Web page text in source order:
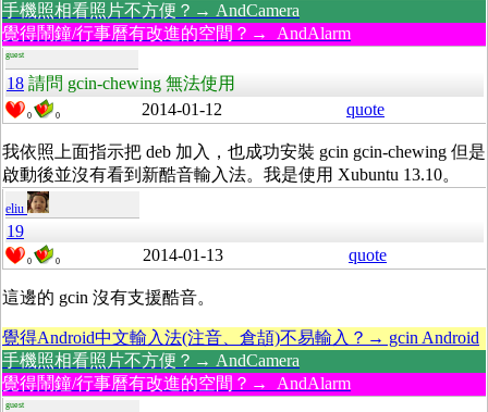
手機照相看照片不方便？→ AndCamera
覺得鬧鐘/行事曆有改進的空間？→ AndAlarm
guest
18 請問 gcin-chewing 無法使用
0 0 2014-01-12 quote
我依照上面指示把 deb 加入，也成功安裝 gcin gcin-chewing 但是
啟動後並沒有看到新酷音輸入法。我是使用 Xubuntu 13.10。
eliu
19
0 0 2014-01-13 quote
這邊的 gcin 沒有支援酷音。
覺得Android中文輸入法(注音、倉頡)不易輸入？→ gcin Android
手機照相看照片不方便？→ AndCamera
覺得鬧鐘/行事曆有改進的空間？→ AndAlarm
guest